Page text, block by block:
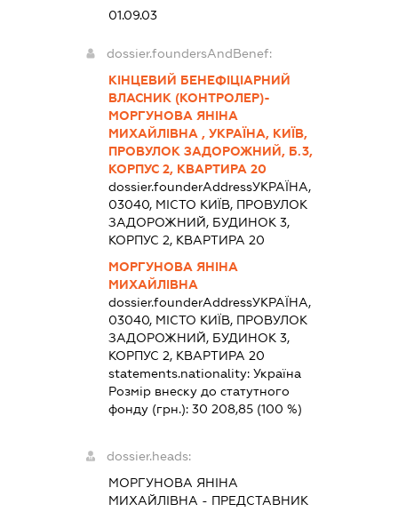
01.09.03
dossier.foundersAndBenef:
КІНЦЕВИЙ БЕНЕФІЦІАРНИЙ
ВЛАСНИК (КОНТРОЛЕР)-
МОРГУНОВА ЯНІНА
МИХАЙЛІВНА , УКРАЇНА, КИЇВ,
ПРОВУЛОК ЗАДОРОЖНИЙ, Б.3,
КОРПУС 2, КВАРТИРА 20
dossier.founderAddressУКРАЇНА,
03040, МІСТО КИЇВ, ПРОВУЛОК
ЗАДОРОЖНИЙ, БУДИНОК 3,
КОРПУС 2, КВАРТИРА 20
МОРГУНОВА ЯНІНА
МИХАЙЛІВНА
dossier.founderAddressУКРАЇНА,
03040, МІСТО КИЇВ, ПРОВУЛОК
ЗАДОРОЖНИЙ, БУДИНОК 3,
КОРПУС 2, КВАРТИРА 20
statements.nationality: Україна
Розмір внеску до статутного
фонду (грн.): 30 208,85(100 %)
dossier.heads:
МОРГУНОВА ЯНІНА
МИХАЙЛІВНА - ПРЕДСТАВНИК